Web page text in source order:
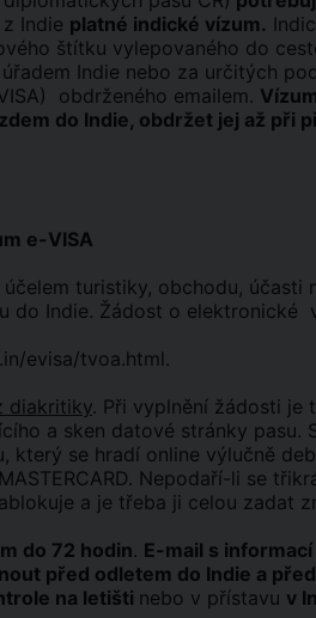
Indie platné indické vízum.
štítku vylepovaného do
Indie nebo za určitých
obdrženého emailem.
do Indie, obdržet jej až při
e-VISA
turistiky, obchodu, účasti
do Indie. Žádost o elektronické
evisa/tvoa.html .
diakritiky. Při vyplnění žádosti je
a sken datové stránky pasu.
který se hradí online výlučně
Nepodaří-li se
a je třeba ji celou zadat
do 72 hodin. E-mail s
před odletem do Indie a
na letišti nebo v přístavu v